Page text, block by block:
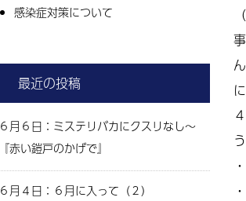
・
・
感染症対策について
最近の投稿
６月６日：ミステリバカにクスリなし～
『赤い鎧戸のかげで』
６月４日：６月に入って（２）